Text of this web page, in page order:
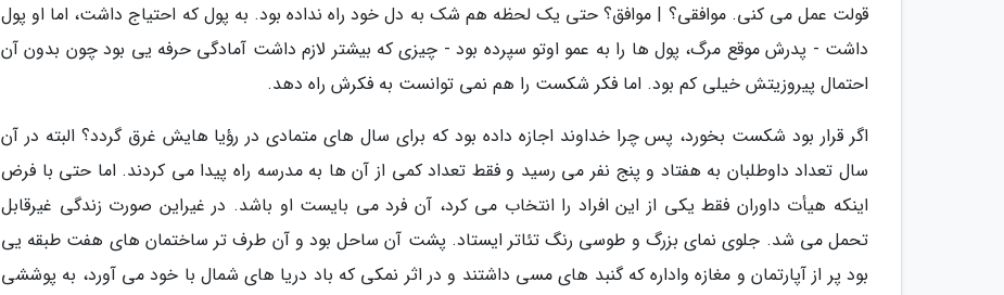
قولت عمل می کنی. موافقی؟ | موافق؟ حتی یک لحظه هم شک به دل خود راه نداده بود. به پول که احتیاج داشت، اما او پول
داشت - پدرش موقع مرگ، پول ها را به عمو اوتو سپرده بود - چیزی که بیشتر لازم داشت آمادگی حرفه یی بود چون بدون آن
احتمال پیروزیتش خیلی کم بود. اما فکر شکست را هم نمی توانست به فکرش راه دهد.
اگر قرار بود شکست بخورد، پس چرا خداوند اجازه داده بود که برای سال های متمادی در رؤیا هایش غرق گردد؟ البته در آن
سال تعداد داوطلبان به هفتاد و پنج نفر می رسید و فقط تعداد کمی از آن ها به مدرسه راه پیدا می کردند. اما حتی با فرض
اینکه هیأت داوران فقط یکی از این افراد را انتخاب می کرد، آن فرد می بایست او باشد. در غیراین صورت زندگی غیرقابل
تحمل می شد. جلوی نمای بزرگ و طوسی رنگ تئاتر ایستاد. پشت آن ساحل بود و آن طرف تر ساختمان های هفت طبقه یی
بود پر از آپارتمان و مغازه واداره که گنبد های مسی داشتند و در اثر نمکی که باد دریا های شمال با خود می آورد، به پوششی